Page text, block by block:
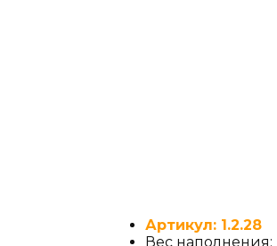
Артикул: 1.2.28
Вес наполнения: